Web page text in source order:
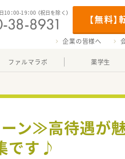
【無料
10：00-19：00 （祝日を除く）
企業の皆様へ
ファルマラボ 薬学生
ーン≫高待遇が
です♪